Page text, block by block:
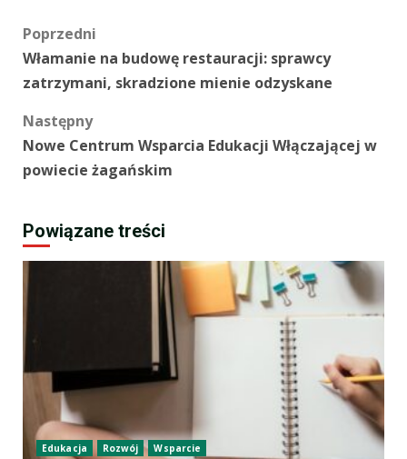
Zobacz
wpisy
Poprzedni
Włamanie na budowę restauracji: sprawcy
zatrzymani, skradzione mienie odzyskane
Następny
Nowe Centrum Wsparcia Edukacji Włączającej w
powiecie żagańskim
Powiązane treści
Edukacja Rozwój Wsparcie